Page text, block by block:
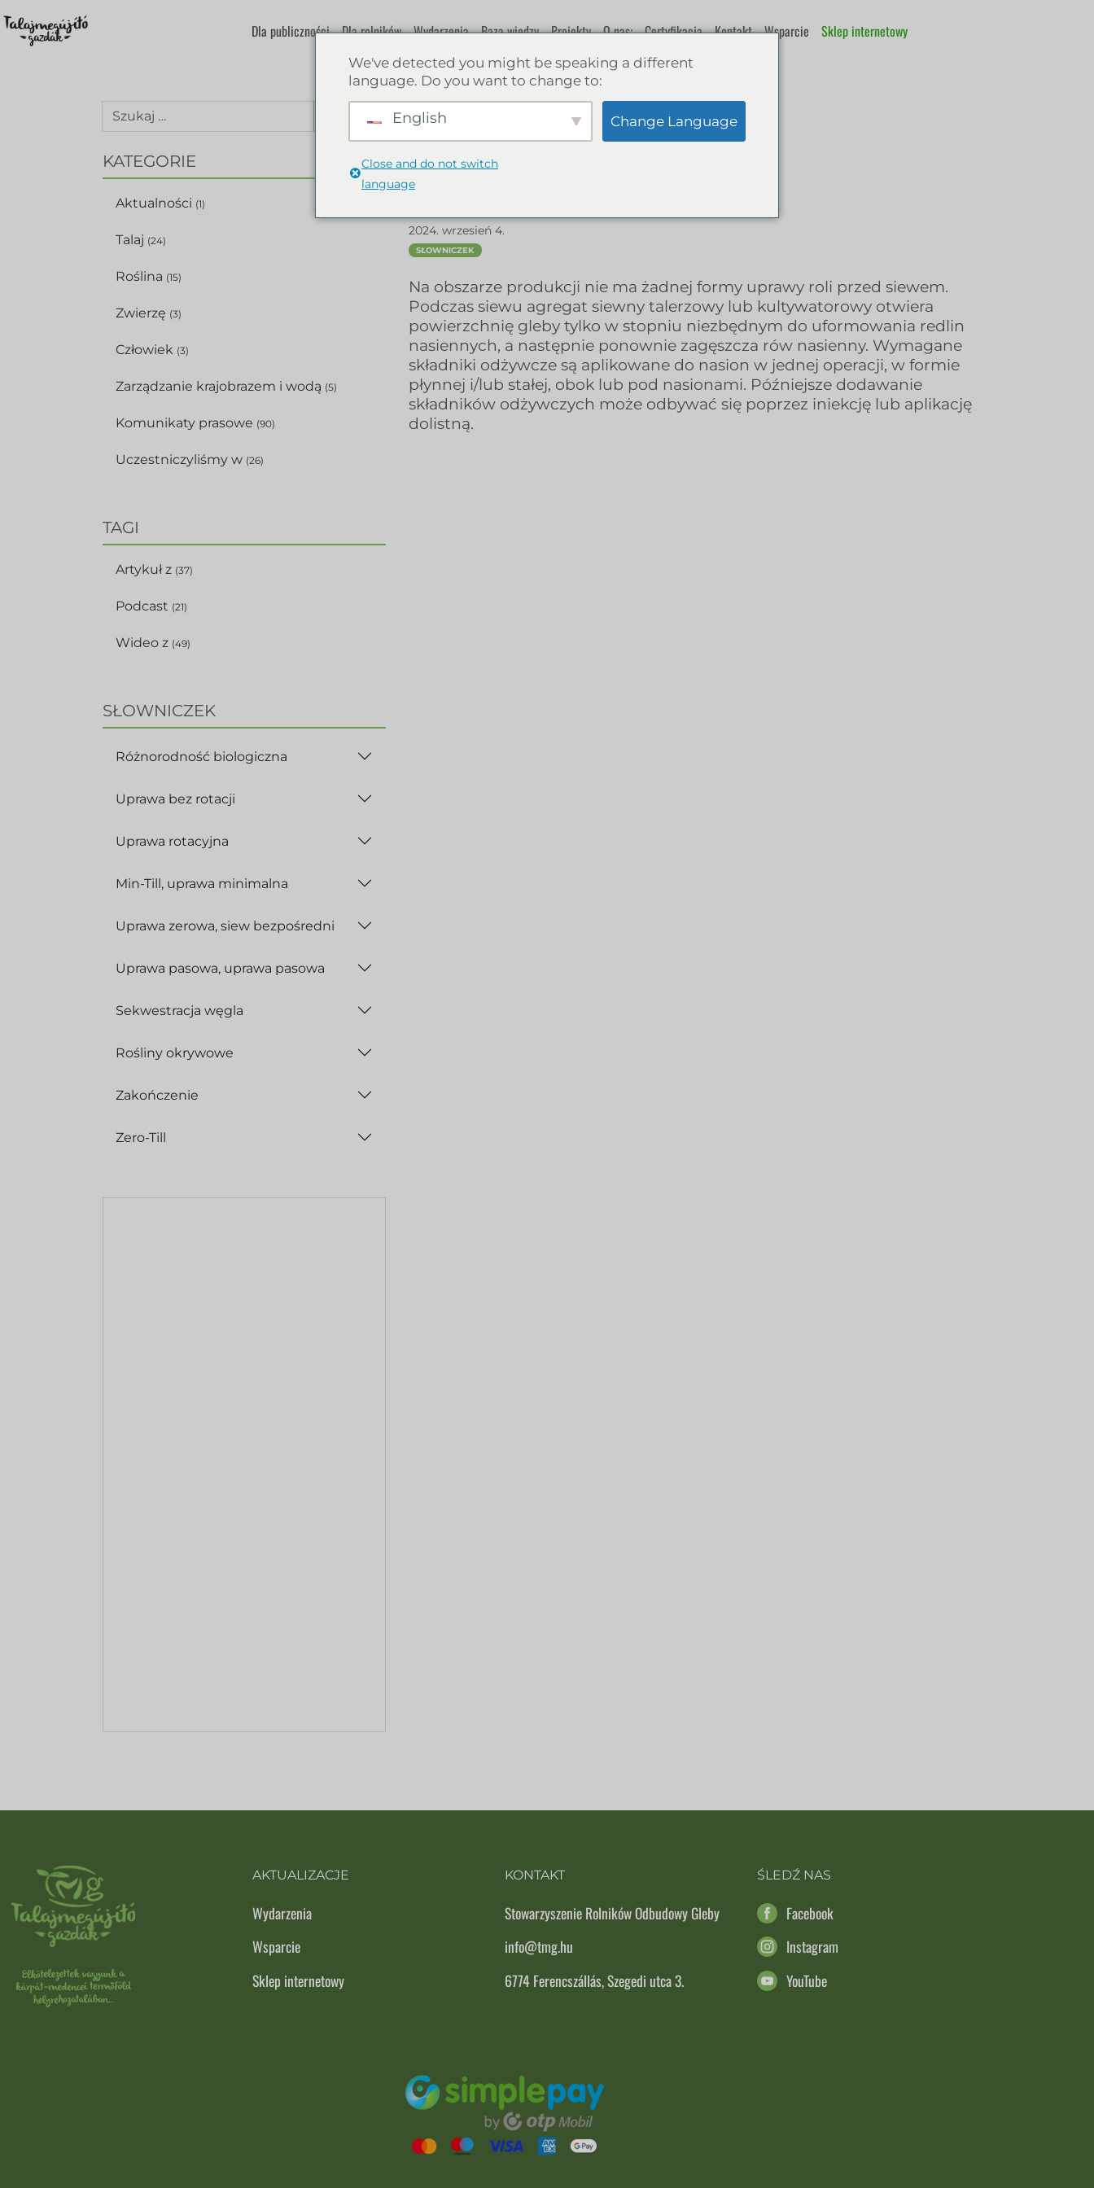
Dla publiczności Dla rolników Wydarzenia Baza wiedzy Projekty O nas: Certyfikacja Kontakt Wsparcie Sklep internetowy
KATEGORIE
Aktualności (1)
Talaj (24)
Roślina (15)
Zwierzę (3)
Człowiek (3)
Zarządzanie krajobrazem i wodą (5)
Komunikaty prasowe (90)
Uczestniczyliśmy w (26)
TAGI
Artykuł z (37)
Podcast (21)
Wideo z (49)
SŁOWNICZEK
Różnorodność biologiczna
Uprawa bez rotacji
Uprawa rotacyjna
Min-Till, uprawa minimalna
Uprawa zerowa, siew bezpośredni
Uprawa pasowa, uprawa pasowa
Sekwestracja węgla
Rośliny okrywowe
Zakończenie
Zero-Till
Uprawa zerowa, siew
bezpośredni
2024. wrzesień 4.
SŁOWNICZEK
Na obszarze produkcji nie ma żadnej formy uprawy roli przed siewem.
Podczas siewu agregat siewny talerzowy lub kultywatorowy otwiera
powierzchnię gleby tylko w stopniu niezbędnym do uformowania redlin
nasiennych, a następnie ponownie zagęszcza rów nasienny. Wymagane
składniki odżywcze są aplikowane do nasion w jednej operacji, w formie
płynnej i/lub stałej, obok lub pod nasionami. Późniejsze dodawanie
składników odżywczych może odbywać się poprzez iniekcję lub aplikację
dolistną.
AKTUALIZACJE
Wydarzenia
Wsparcie
Sklep internetowy
KONTAKT
Stowarzyszenie Rolników Odbudowy Gleby
info@tmg.hu
6774 Ferencszállás, Szegedi utca 3.
ŚLEDŹ NAS
Facebook
Instagram
YouTube
We've detected you might be speaking a different
language. Do you want to change to:
English Change Language
Close and do not switch
language